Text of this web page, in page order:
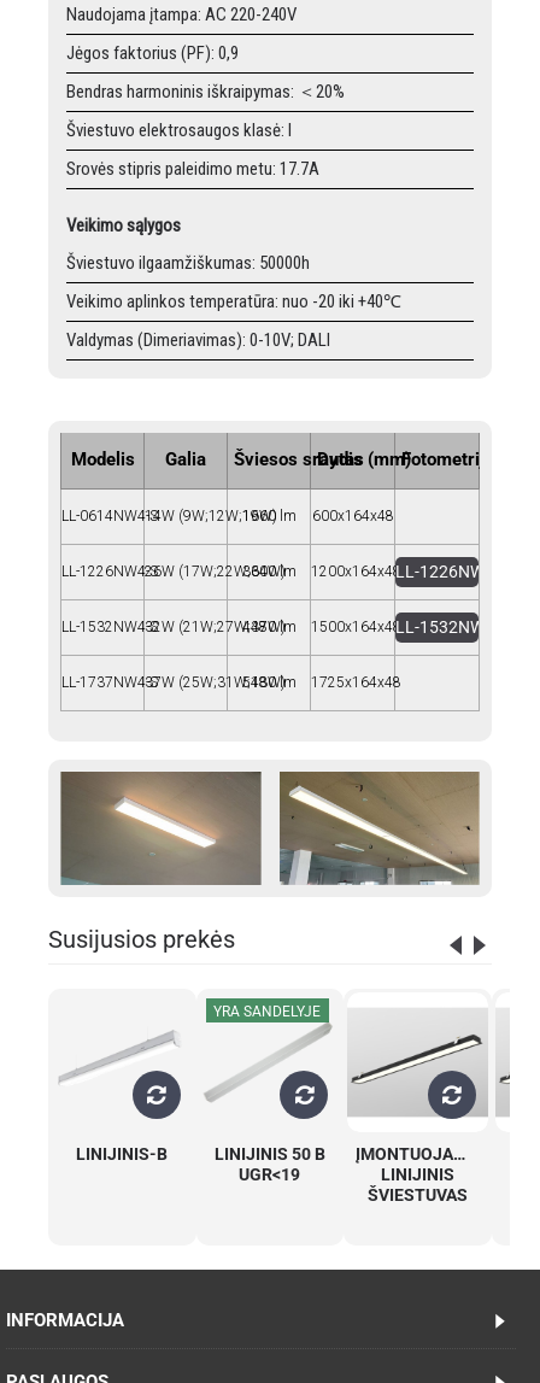
Naudojama įtampa: AC 220-240V
Jėgos faktorius (PF): 0,9
Bendras harmoninis iškraipymas: ＜20%
Šviestuvo elektrosaugos klasė: I
Srovės stipris paleidimo metu: 17.7A
Veikimo sąlygos
Šviestuvo ilgaamžiškumas: 50000h
Veikimo aplinkos temperatūra: nuo -20 iki +40℃
Valdymas (Dimeriavimas): 0-10V; DALI
Modelis Galia Šviesos srautasDydis (mm)Fotometrija
LL-0614NW4-S14W (9W;12W;16W)
1960 lm 600x164x48
LL-1226NW4-S26W (17W;22W;30W)
3640 lm 1200x164x48LL-1226NW4-S-
LL-1532NW4-S32W (21W;27W;37W)
4480 lm 1500x164x48LL-1532NW4-S-
LL-1737NW4-S37W (25W;31W;43W)
5180 lm 1725x164x48
Susijusios prekės
LINIJINIS-B
YRA SANDELYJE
LINIJINIS 50 B
UGR<19
ĮMONTUOJAMAS
LINIJINIS
ŠVIESTUVAS
INFORMACIJA